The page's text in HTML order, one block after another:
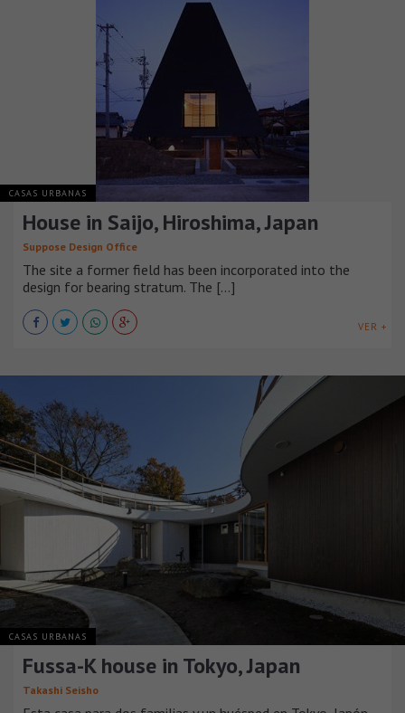
CASAS URBANAS
House in Saijo, Hiroshima, Japan
Suppose Design Office
The site a former field has been incorporated into the
design for bearing stratum. The [...]
VER +
CASAS URBANAS
Fussa-K house in Tokyo, Japan
Takashi Seisho